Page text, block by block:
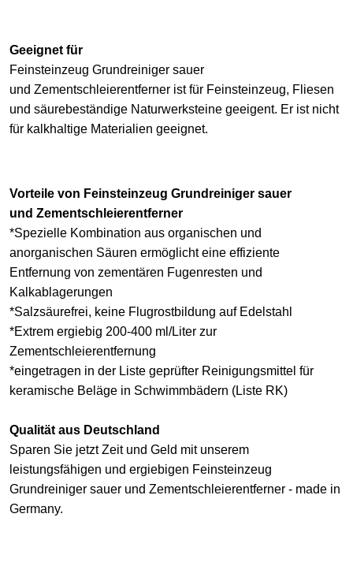
Geeignet für
Feinsteinzeug Grundreiniger sauer
und Zementschleierentferner ist für Feinsteinzeug, Fliesen
und säurebeständige Naturwerksteine geeigent. Er ist nicht
für kalkhaltige Materialien geeignet.
Vorteile von Feinsteinzeug Grundreiniger sauer
und Zementschleierentferner
*Spezielle Kombination aus organischen und
anorganischen Säuren ermöglicht eine effiziente
Entfernung von zementären Fugenresten und
Kalkablagerungen
*Salzsäurefrei, keine Flugrostbildung auf Edelstahl
*Extrem ergiebig 200-400 ml/Liter zur
Zementschleierentfernung
*eingetragen in der Liste geprüfter Reinigungsmittel für
keramische Beläge in Schwimmbädern (Liste RK)
Qualität aus Deutschland
Sparen Sie jetzt Zeit und Geld mit unserem
leistungsfähigen und ergiebigen Feinsteinzeug
Grundreiniger sauer und Zementschleierentferner - made in
Germany.